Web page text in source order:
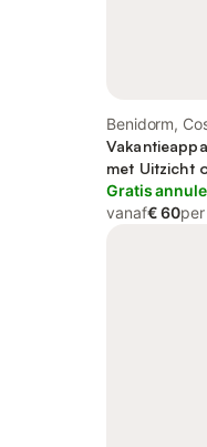
Benidorm,
met Uitzicht
Gratis
vanaf€ 60